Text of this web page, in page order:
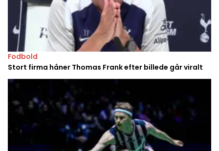
Fodbold
Stort firma håner Thomas Frank efter billede går viralt